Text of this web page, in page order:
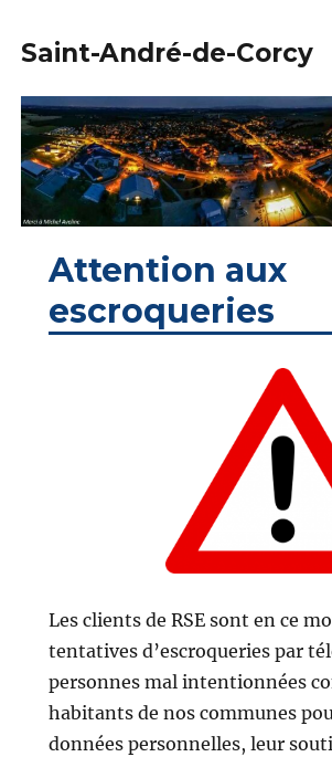
Saint-André-de-Corcy
Attention aux
escroqueries
Les clients de RSE sont en ce
tentatives d’escroqueries par
personnes mal intentionnées
habitants de nos communes
données personnelles, leur